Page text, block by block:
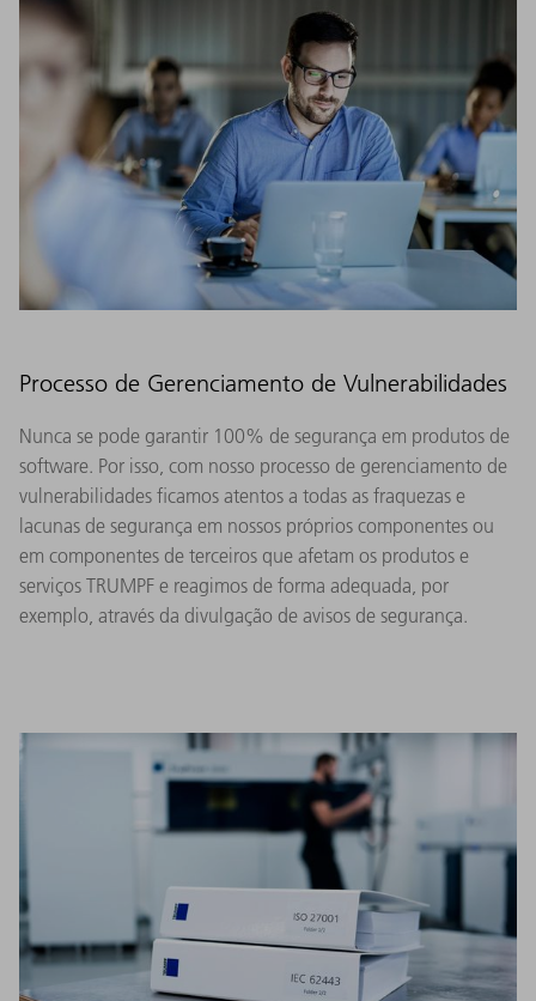
Processo de Gerenciamento de Vulnerabilidades
Nunca se pode garantir 100% de segurança em produtos de
software. Por isso, com nosso processo de gerenciamento de
vulnerabilidades ficamos atentos a todas as fraquezas e
lacunas de segurança em nossos próprios componentes ou
em componentes de terceiros que afetam os produtos e
serviços TRUMPF e reagimos de forma adequada, por
exemplo, através da divulgação de avisos de segurança.